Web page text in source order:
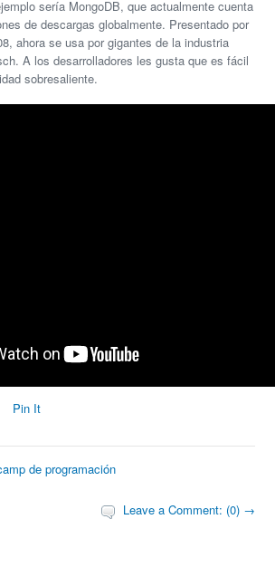
sería MongoDB, que actualmente cuenta
de descargas globalmente. Presentado por
ahora se usa por gigantes de la industria
A los desarrolladores les gusta que es fácil
sobresaliente.
Pin It
de programación
Leave a Comment: (0) →